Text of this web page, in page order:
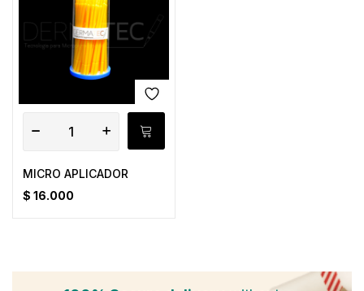
MICRO APLICADOR
$ 16.000
Crear una cuenta